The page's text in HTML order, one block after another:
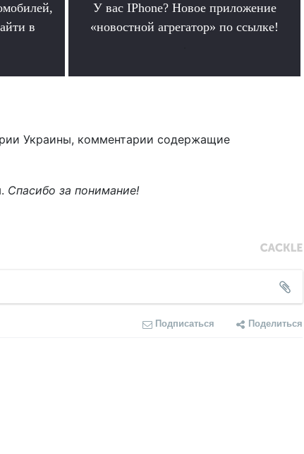
в
У вас IPhone? Новое приложение
«новостной агрегатор» по ссылке!
Украины, комментарии содержащие
Спасибо за понимание!
Подписаться Поделиться